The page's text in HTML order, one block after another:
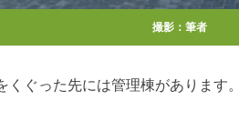
撮影：筆者
くぐった先には管理棟があります。